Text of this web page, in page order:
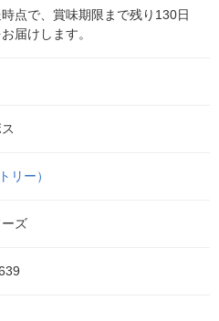
点で、賞味期限まで残り130日
届けします。
リー）
ズ